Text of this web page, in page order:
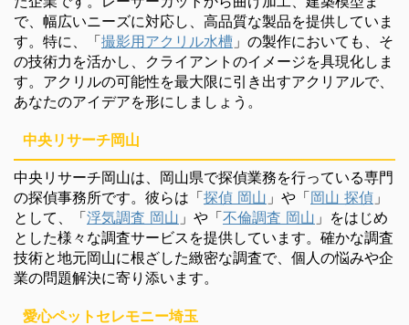
で、幅広いニーズに対応し、高品質な製品を提供していま
す。特に、「撮影用アクリル水槽 」の製作においても、そ
の技術力を活かし、クライアントのイメージを具現化しま
す。アクリルの可能性を最大限に引き出すアクリアルで、
あなたのアイデアを形にしましょう。
中央リサーチ岡山
中央リサーチ岡山は、岡山県で探偵業務を行っている専門
の探偵事務所です。彼らは「探偵 岡山 」や「岡山 探偵 」
として、「浮気調査 岡山 」や「不倫調査 岡山 」をはじめ
とした様々な調査サービスを提供しています。確かな調査
技術と地元岡山に根ざした緻密な調査で、個人の悩みや企
業の問題解決に寄り添います。
愛心ペットセレモニー埼玉